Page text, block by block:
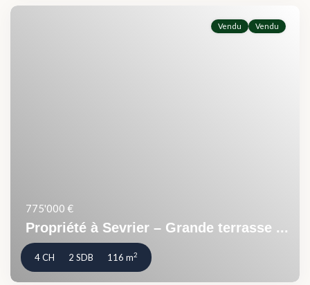
Vendu Vendu
775'000 €
Propriété à Sevrier – Grande terrasse ...
4 CH 2 SDB 116 m2